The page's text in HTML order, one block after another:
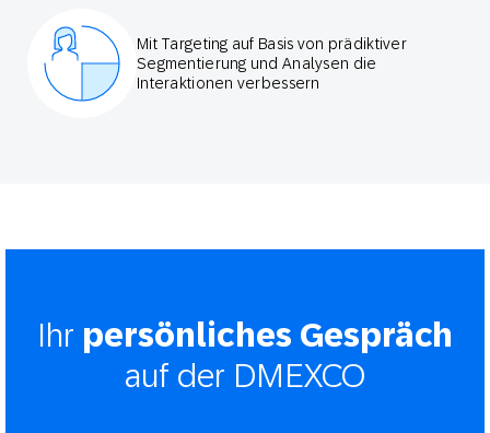
Mit Targeting auf Basis von prädiktiver
Segmentierung und Analysen die
Interaktionen verbessern
Ihr persönliches Gespräch
auf der DMEXCO